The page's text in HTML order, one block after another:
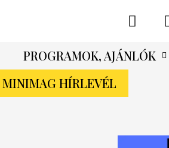
PROGRAMOK, AJÁNLÓK
MINIMAG HÍRLEVÉL